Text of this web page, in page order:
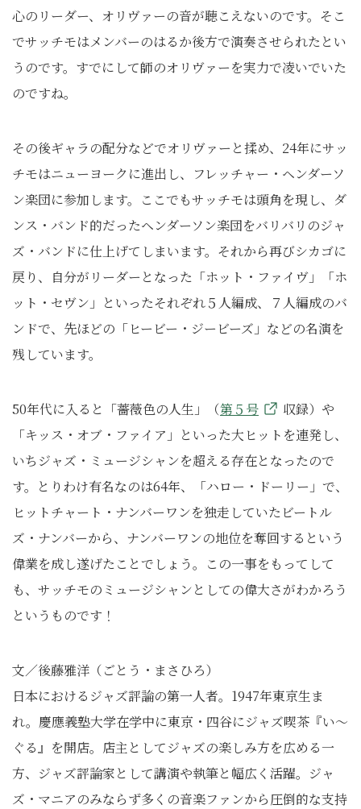
心のリーダー、オリヴァーの音が聴こえないのです。そこ
でサッチモはメンバーのはるか後方で演奏させられたとい
うのです。すでにして師のオリヴァーを実力で凌いでいた
のですね。
その後ギャラの配分などでオリヴァーと揉め、24年にサッ
チモはニューヨークに進出し、フレッチャー・ヘンダーソ
ン楽団に参加します。ここでもサッチモは頭角を現し、ダ
ンス・バンド的だったヘンダーソン楽団をバリバリのジャ
ズ・バンドに仕上げてしまいます。それから再びシカゴに
戻り、自分がリーダーとなった「ホット・ファイヴ」「ホ
ット・セヴン」といったそれぞれ５人編成、７人編成のバ
ンドで、先ほどの「ヒービー・ジービーズ」などの名演を
残しています。
50年代に入ると「薔薇色の人生」（第５号
収録）や
「キッス・オブ・ファイア」といった大ヒットを連発し、
いちジャズ・ミュージシャンを超える存在となったので
す。とりわけ有名なのは64年、「ハロー・ドーリー」で、
ヒットチャート・ナンバーワンを独走していたビートル
ズ・ナンバーから、ナンバーワンの地位を奪回するという
偉業を成し遂げたことでしょう。この一事をもってして
も、サッチモのミュージシャンとしての偉大さがわかろう
というものです！
文／後藤雅洋（ごとう・まさひろ）
日本におけるジャズ評論の第一人者。1947年東京生ま
れ。慶應義塾大学在学中に東京・四谷にジャズ喫茶『い～
ぐる』を開店。店主としてジャズの楽しみ方を広める一
方、ジャズ評論家として講演や執筆と幅広く活躍。ジャ
ズ・マニアのみならず多くの音楽ファンから圧倒的な支持